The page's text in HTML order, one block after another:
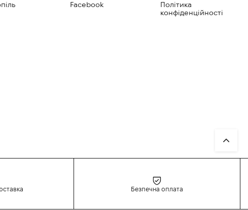
Facebook
Політика
конфіденційності
Безпечна оплата